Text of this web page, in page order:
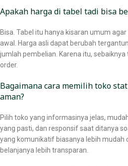
Apakah harga di tabel tadi bisa
Bisa. Tabel itu hanya kisaran umum
awal. Harga asli dapat berubah
jumlah pembelian. Karena itu,
order.
Bagaimana cara memilih toko
aman?
Pilih toko yang informasinya jelas,
yang pasti, dan responsif saat ditanya
yang komunikatif biasanya lebih mudah
belanjanya lebih transparan.